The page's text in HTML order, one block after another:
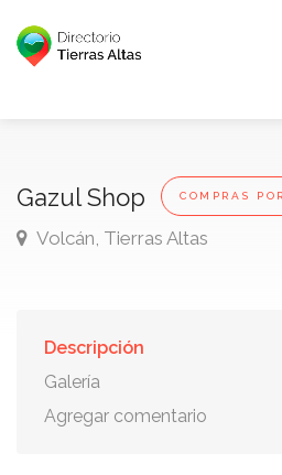
Gazul Shop COMPRAS
Volcán, Tierras Altas
Descripción
Galería
Agregar comentario